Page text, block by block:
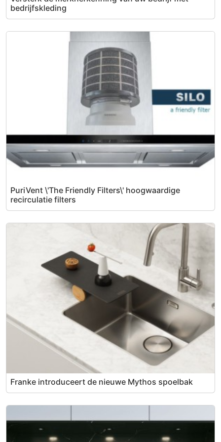
bedrijfskleding
PuriVent \'The Friendly Filters\' hoogwaardige
recirculatie filters
Franke introduceert de nieuwe Mythos spoelbak